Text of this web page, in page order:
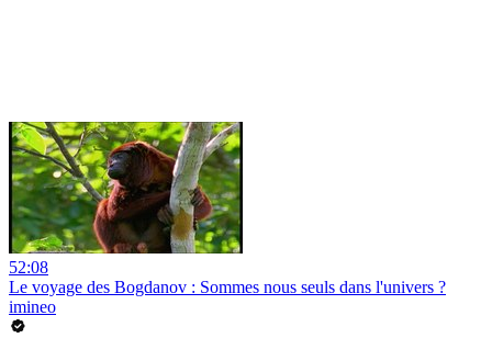
52:08
Le voyage des Bogdanov : Sommes nous seuls dans l'univers ?
imineo